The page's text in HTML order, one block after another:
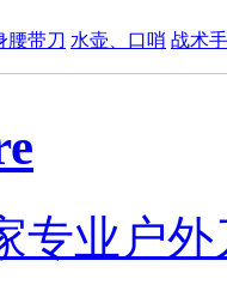
腰带刀 水壶、口哨 战术
专业户